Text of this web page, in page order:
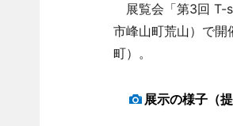
展覧会「第3回 T-
市峰山町荒山）で開
町）。
展示の様子（